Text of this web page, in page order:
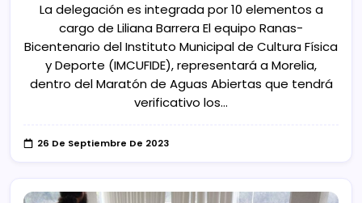
La delegación es integrada por 10 elementos a
cargo de Liliana Barrera El equipo Ranas-
Bicentenario del Instituto Municipal de Cultura Física
y Deporte (IMCUFIDE), representará a Morelia,
dentro del Maratón de Aguas Abiertas que tendrá
verificativo los…
26 De Septiembre De 2023